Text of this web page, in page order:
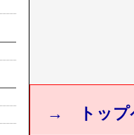
→ トップ